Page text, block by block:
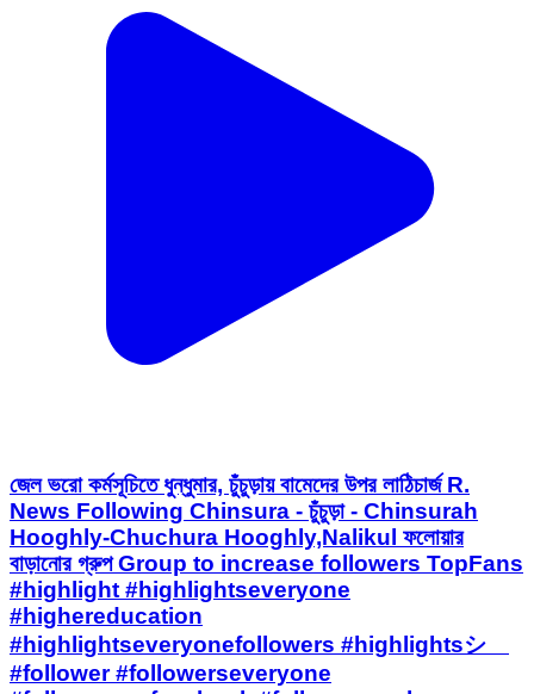
জেল ভরো কর্মসূচিতে ধুন্ধুমার, চুঁচুড়ায় বামেদের উপর লাঠিচার্জ R.
News Following Chinsura - চুঁচুড়া - Chinsurah
Hooghly-Chuchura Hooghly,Nalikul ফলোয়ার
বাড়ানোর গ্রুপ Group to increase followers TopFans
#highlight #highlightseveryone
#highereducation
#highlightseveryonefollowers #highlightsシ゚
#follower #followerseveryone